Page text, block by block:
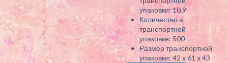
упаковки: 10.9
Количество в
транспортной
упаковке: 500
Размер транспортной
упаковки: 42 x 61 x 43